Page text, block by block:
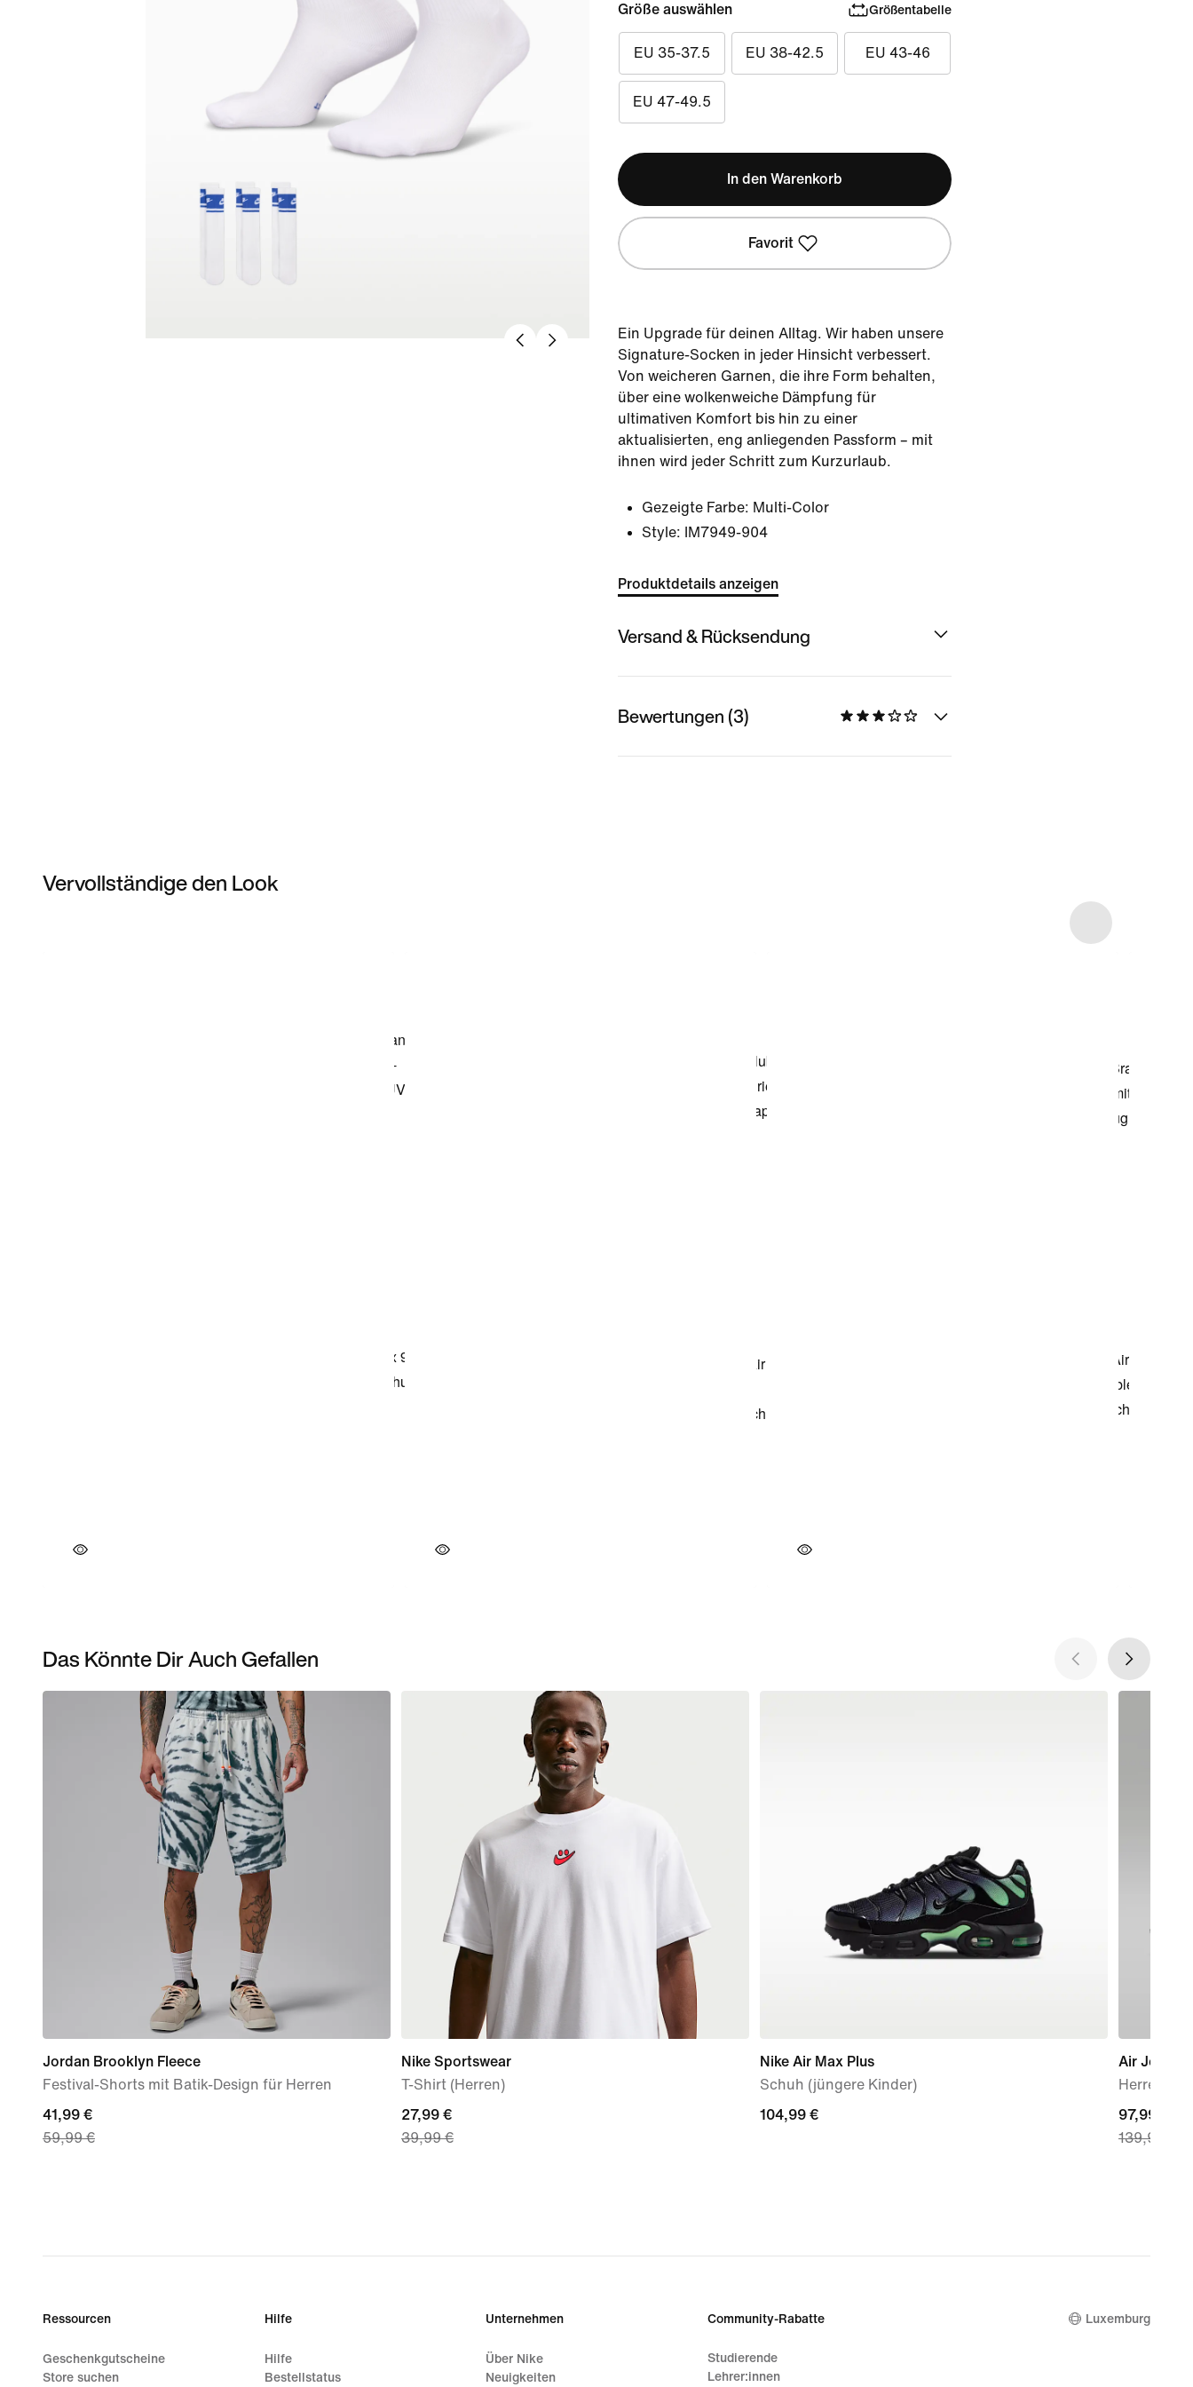
Größe auswählen Größentabelle
EU 35-37.5 EU 38-42.5 EU 43-46
EU 47-49.5
In den Warenkorb
Favorit
Ein Upgrade für deinen Alltag. Wir haben unsere
Signature-Socken in jeder Hinsicht verbessert.
Von weicheren Garnen, die ihre Form behalten,
über eine wolkenweiche Dämpfung für
ultimativen Komfort bis hin zu einer
aktualisierten, eng anliegenden Passform – mit
ihnen wird jeder Schritt zum Kurzurlaub.
Gezeigte Farbe: Multi-Color
Style:
IM7949-904
Produktdetails anzeigen
Versand & Rücksendung
Bewertungen (3)
Vervollständige den Look
Das Könnte Dir Auch Gefallen
Jordan Brooklyn Fleece
Festival-Shorts mit Batik-Design für Herren
current
price
41,99 €
59,99 €
Nike Sportswear
T-Shirt (Herren)
current
price
27,99 €
39,99 €
Nike Air Max Plus
Schuh (jüngere Kinder)
104,99 €
104,99 €
Air Jordan
current
price
97,99 €
139,99 €
Ressourcen
Geschenkgutscheine
Store suchen
Hilfe
Hilfe
Bestellstatus
Unternehmen
Über Nike
Neuigkeiten
Community-Rabatte
Studierende
Lehrer:innen
Luxemburg